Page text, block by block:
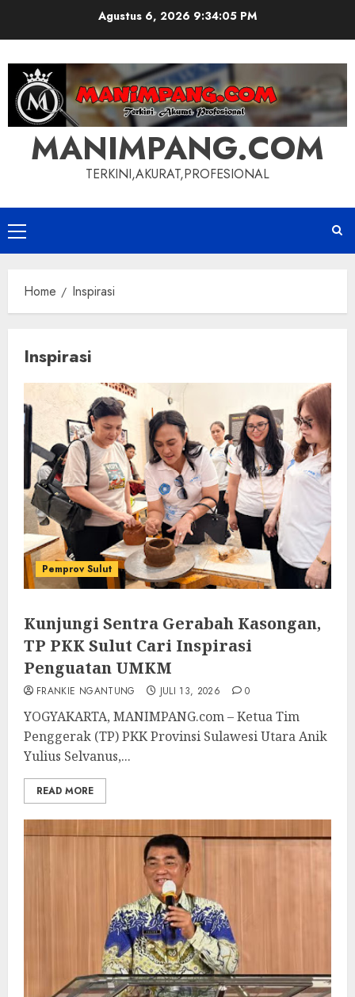
Agustus 6, 2026 9:34:06 PM
MANIMPANG.COM
TERKINI,AKURAT,PROFESIONAL
Primary
Menu
Home Inspirasi
Inspirasi
Pemprov Sulut
Kunjungi Sentra Gerabah Kasongan,
TP PKK Sulut Cari Inspirasi
Penguatan UMKM
FRANKIE NGANTUNG JULI 13, 2026 0
YOGYAKARTA, MANIMPANG.com – Ketua Tim
Penggerak (TP) PKK Provinsi Sulawesi Utara Anik
Yulius Selvanus,...
READ MORE